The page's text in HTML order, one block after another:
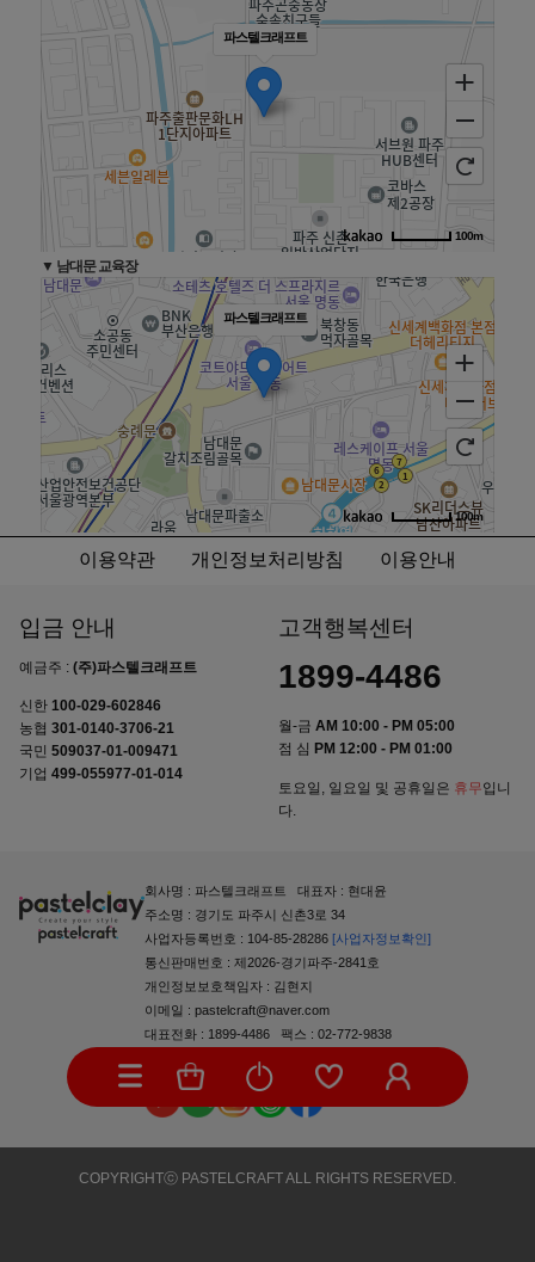
파스텔크래프트
100m
▼ 남대문 교육장
파스텔크래프트
100m
이용약관 개인정보처리방침 이용안내
입금 안내
예금주 : (주)파스텔크래프트
신한 100-029-602846
농협 301-0140-3706-21
국민 509037-01-009471
기업 499-055977-01-014
고객행복센터
1899-4486
월-금 AM 10:00 - PM 05:00
점 심 PM 12:00 - PM 01:00
토요일, 일요일 및 공휴일은 휴무입니
다.
회사명 : 파스텔크래프트 대표자 : 현대윤
주소명 : 경기도 파주시 신촌3로 34
사업자등록번호 : 104-85-28286 [사업자정보확인]
통신판매번호 : 제2026-경기파주-2841호
개인정보보호책임자 : 김현지
이메일 : pastelcraft@naver.com
대표전화 : 1899-4486 팩스 : 02-772-9838
COPYRIGHTⓒ PASTELCRAFT ALL RIGHTS RESERVED.